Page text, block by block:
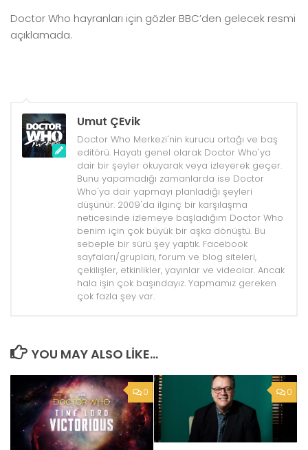
Doctor Who hayranları için gözler BBC’den gelecek resmi
açıklamada.
Umut ÇEvik
Doctor Who Merkezi'nin kurucu ortağı ve baş
editörü. Hayatı genel olarak Doctor Who'ya
dair bir şeyler okuyarak veya izleyerek geçer.
Bunu yapamadığı zamanlarda ise Doctor
Who'ya dair yapmayı planladığı şeyleri
düşünür. 2009'da ilginç bir karşılaşma
neticesinde izlemeye başladığım Doctor Who
benim için çok büyük bir aşka dönüştü. Bu
sebeple bir sürü şey yaptık. Facebook
sayfaları/grupları, forum ve blog siteleri,
çekilişler, etkinlikler, yayınlar ve videolar. Ancak
hala işin çok başındayız. Yapmamız gereken
çok fazla şey var.
YOU MAY ALSO LIKE...
0 0